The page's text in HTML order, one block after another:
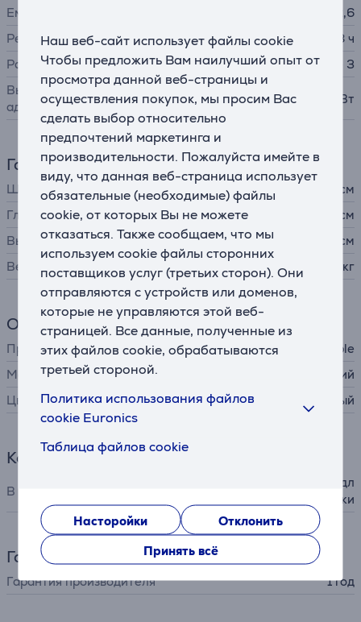
Наш веб-сайт использует файлы cookie
Чтобы предложить Вам наилучший опыт от
просмотра данной веб-страницы и
осуществления покупок, мы просим Вас
сделать выбор относительно
предпочтений маркетинга и
производительности. Пожалуйста имейте в
виду, что данная веб-страница использует
обязательные (необходимые) файлы
cookie, от которых Вы не можете
отказаться. Также сообщаем, что мы
используем cookie файлы сторонних
поставщиков услуг (третьих сторон). Они
отправляются с устройств или доменов,
которые не управляются этой веб-
страницей. Все данные, полученные из
этих файлов cookie, обрабатываются
третьей стороной.
Политика использования файлов
cookie Euronics
Таблица файлов cookie
Насторойки
Отклонить
Принять всё
Емкость
52,6
Ресурс аккумулятора до
18 ч
Разъем адаптера питания
Apple MagSafe 3
Выходная мощность
адаптера питания
30 Вт
Габариты
Ширина
30,41 см
Глубина
21,5 см
Высота
1,13 см
Вес
1,24 кг
Общий параметр
Производитель
Apple
Материал корпуса
алюминий
Цвет
черный
Комплектация
В комплекте
адаптер питания, кабель дл
я зарядки
Гарантия
Гарантия производителя 1 год